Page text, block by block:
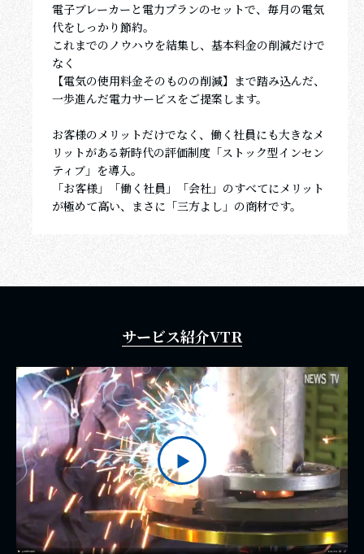
電子ブレーカーと電力プランのセットで、毎月の電気
代をしっかり節約。
これまでのノウハウを結集し、基本料金の削減だけで
なく
【電気の使用料金そのものの削減】まで踏み込んだ、
一歩進んだ電力サービスをご提案します。
お客様のメリットだけでなく、働く社員にも大きなメ
リットがある新時代の評価制度「ストック型インセン
ティブ」を導入。
「お客様」「働く社員」「会社」のすべてにメリット
が極めて高い、まさに「三方よし」の商材です。
サービス紹介VTR